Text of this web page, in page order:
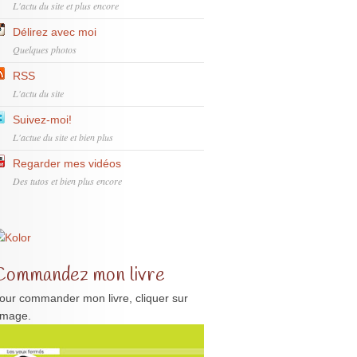
L'actu du site et plus encore
Délirez avec moi
Quelques photos
RSS
L'actu du site
Suivez-moi!
L'actue du site et bien plus
Regarder mes vidéos
Des tutos et bien plus encore
mon livre
commander mon livre, cliquer sur